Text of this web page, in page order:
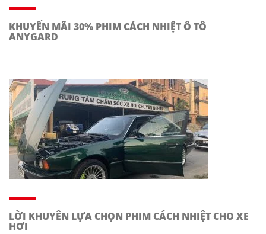
KHUYẾN MÃI 30% PHIM CÁCH NHIỆT Ô TÔ
ANYGARD
LỜI KHUYÊN LỰA CHỌN PHIM CÁCH NHIỆT CHO XE
HƠI